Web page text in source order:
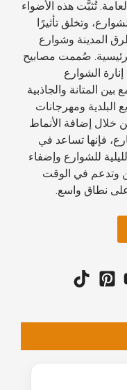
تُثبَّت هذه الأضواء
وتخلق تأثيرًا
وشوارع
صُممت مصابيح
الشوارع
والجاذبية
ومهرجانات
إضافة الأنماط
فإنها تساعد في
للشوارع وإضفاء
في الوقت
نطاق واسع.